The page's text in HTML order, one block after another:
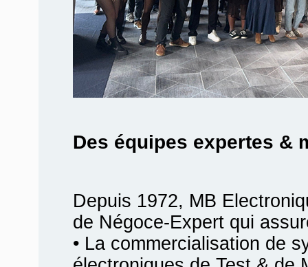
Des équipes expertes &
Depuis 1972, MB
de Négoce-Expert qui
• La commercialisation de